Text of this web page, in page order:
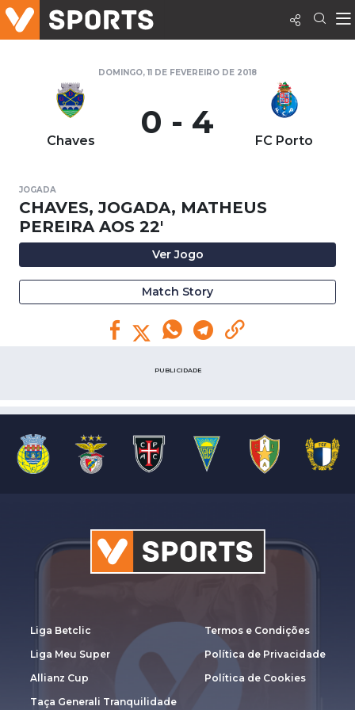
DOMINGO, 11 DE FEVEREIRO DE 2018
Chaves 0 - 4 FC Porto
JOGADA
CHAVES, JOGADA, MATHEUS
PEREIRA AOS 22'
Ver Jogo
Match Story
PUBLICIDADE
Liga Betclic
Liga Meu Super
Allianz Cup
Taça Generali Tranquilidade
Termos e Condições
Política de Privacidade
Política de Cookies